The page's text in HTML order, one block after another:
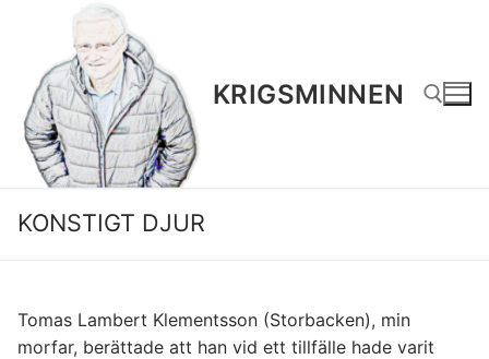
innehåll
KRIGSMINNEN
KONSTIGT DJUR
Tomas Lambert Klementsson (Storbacken), min
morfar, berättade att han vid ett tillfälle hade varit